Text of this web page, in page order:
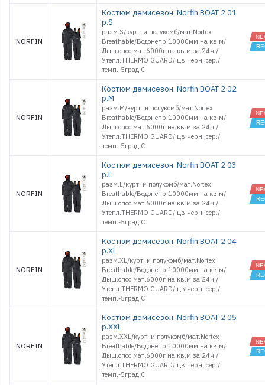
NORFIN
Костюм демисезон. Norfin BOAT 2 01
р.S
разм.S/курт. и полукомб/мат.Nortex
Breathable/Водонепр.10000мм на кв.м/
Дыш.спос.мат.6000г на кв.м за 24ч./
Утепл.THERMO GUARD/ цв.черн.,сер./
темп.-5град.С
NORFIN
Костюм демисезон. Norfin BOAT 2 02
р.M
разм.M/курт. и полукомб/мат.Nortex
Breathable/Водонепр.10000мм на кв.м/
Дыш.спос.мат.6000г на кв.м за 24ч./
Утепл.THERMO GUARD/ цв.черн.,сер./
темп.-5град.С
NORFIN
Костюм демисезон. Norfin BOAT 2 03
р.L
разм.L/курт. и полукомб/мат.Nortex
Breathable/Водонепр.10000мм на кв.м/
Дыш.спос.мат.6000г на кв.м за 24ч./
Утепл.THERMO GUARD/ цв.черн.,сер./
темп.-5град.С
NORFIN
Костюм демисезон. Norfin BOAT 2 04
р.XL
разм.XL/курт. и полукомб/мат.Nortex
Breathable/Водонепр.10000мм на кв.м/
Дыш.спос.мат.6000г на кв.м за 24ч./
Утепл.THERMO GUARD/ цв.черн.,сер./
темп.-5град.С
NORFIN
Костюм демисезон. Norfin BOAT 2 05
р.XXL
разм.XXL/курт. и полукомб/мат.Nortex
Breathable/Водонепр.10000мм на кв.м/
Дыш.спос.мат.6000г на кв.м за 24ч./
Утепл.THERMO GUARD/ цв.черн.,сер./
темп.-5град.С